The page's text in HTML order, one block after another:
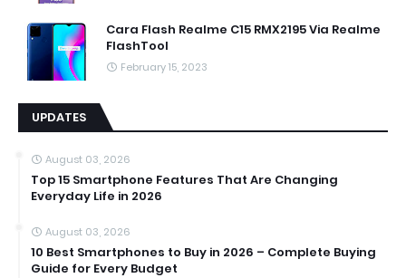
Cara Flash Realme C15 RMX2195 Via Realme
FlashTool
February 15, 2023
UPDATES
August 03, 2026
Top 15 Smartphone Features That Are Changing
Everyday Life in 2026
August 03, 2026
10 Best Smartphones to Buy in 2026 – Complete Buying
Guide for Every Budget